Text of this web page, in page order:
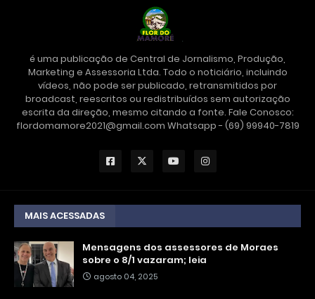
é uma publicação de Central de Jornalismo, Produção,
Marketing e Assessoria Ltda. Todo o noticiário, incluindo
vídeos, não pode ser publicado, retransmitidos por
broadcast, reescritos ou redistribuídos sem autorização
escrita da direção, mesmo citando a fonte. Fale Conosco:
flordomamore2021@gmail.com Whatsapp - (69) 99940-7819
MAIS ACESSADAS
Mensagens dos assessores de Moraes
sobre o 8/1 vazaram; leia
agosto 04, 2025